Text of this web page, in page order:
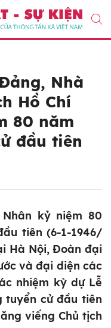
Nhà
Hồ Chí
80 năm
đầu tiên
Nhân kỷ niệm 80
tiên (6-1-1946/
Hà Nội, Đoàn đại
và đại diện các
nhiệm kỳ dự Lễ
tuyển cử đầu tiên
viếng Chủ tịch